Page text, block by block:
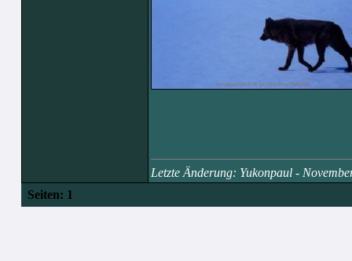
Letzte Änderung: Yukonpaul -
Seiten: 1